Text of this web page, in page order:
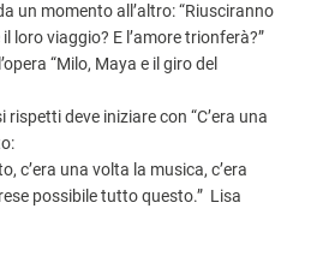
un momento all’altro: “Riusciranno
loro viaggio? E l’amore trionferà?”
“Milo, Maya e il giro del
deve iniziare con “C’era una
c’era una volta la musica, c’era
possibile tutto questo.” Lisa